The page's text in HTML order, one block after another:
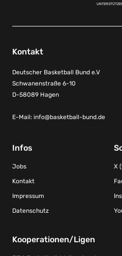
Kontakt
Deutscher Basketball Bund e.V
Schwanenstraße 6-10
D-58089 Hagen
E-Mail: info@basketball-bund.de
Infos
Jobs
Kontakt
Impressum
Datenschutz
X
Kooperationen/Ligen